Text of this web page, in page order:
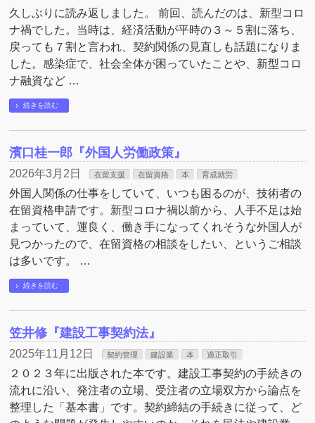
久しぶりに読み返しました。 前回、読んだのは、新型コロ
ナ禍でした。当時は、経済活動が平時の３～５割に落ち、
戻っても７割と言われ、契約関係の見直しも話題になりま
した。感染症で、社会全体が困っていたことや、新型コロ
ナ融資など …
続きを読む
濱口桂一郎『外国人労働政策』
2026年3月2日 在留支援 在留資格 本 育成就労
外国人関係の仕事をしていて、いつも困るのが、技術者の
在留資格申請です。新型コロナ禍以前から、人手不足は始
まっていて、運良く、働き手になってくれそうな外国人が
見つかったので、在留資格の相談をしたい、というご相談
は多いです。 …
続きを読む
笠井修『建設工事契約法』
2025年11月12日 契約管理 建設業 本 適正取引
２０２３年に出版された本です。建設工事契約の手続きの
流れに沿い、発注者の立場、受注者の立場双方から論点を
整理した「基本書」です。契約締結の手続きに従って、ど